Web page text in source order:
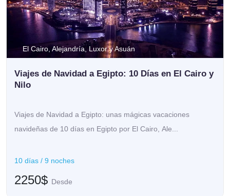
El Cairo, Alejandría, Luxor y Asuán
Viajes de Navidad a Egipto: 10 Días en El Cairo y
Nilo
Viajes de Navidad a Egipto: unas mágicas vacaciones
navideñas de 10 días en Egipto por El Cairo, Ale...
10 días / 9 noches
2250$ Desde